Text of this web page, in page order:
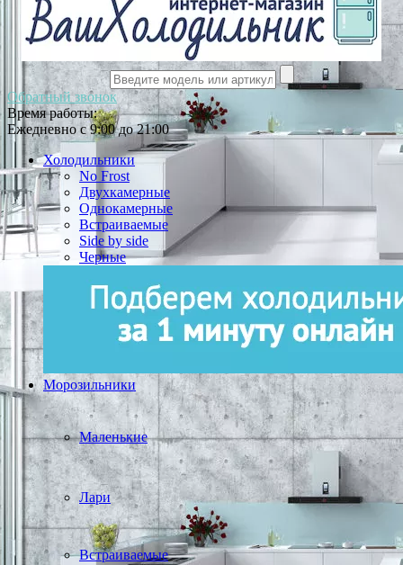
Обратный звонок
Время работы:
Ежедневно с 9:00 до 21:00
Холодильники
No Frost
Двухкамерные
Однокамерные
Встраиваемые
Side by side
Черные
Морозильники
Маленькие
Лари
Встраиваемые